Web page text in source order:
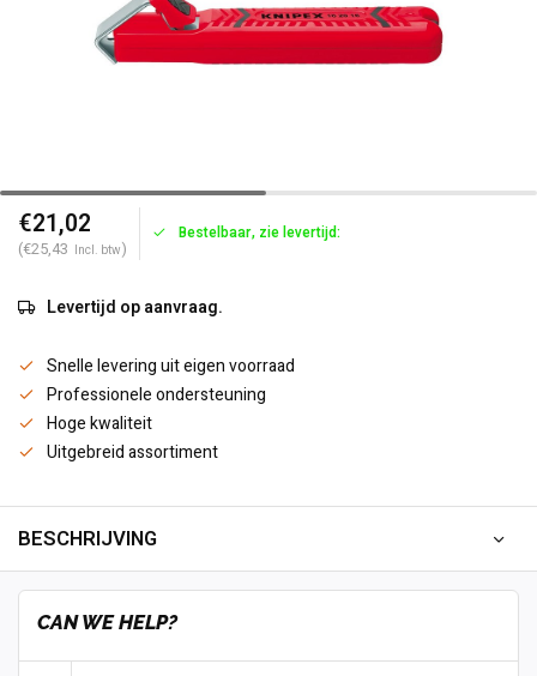
€21,02
(€25,43 Incl. btw)
Bestelbaar, zie levertijd:
Levertijd op aanvraag.
Snelle levering uit eigen voorraad
Professionele ondersteuning
Hoge kwaliteit
Uitgebreid assortiment
BESCHRIJVING
CAN WE HELP?